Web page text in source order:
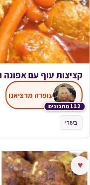
קציצות עוף עם אפונה
112 מתכונים
עופרה מרציאנו
בשרי
♥